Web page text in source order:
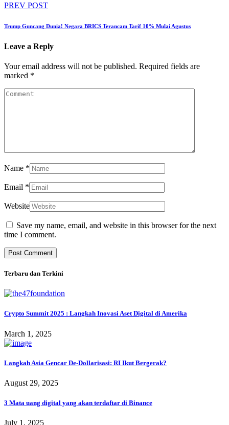
PREV POST
Trump Guncang Dunia! Negara BRICS Terancam Tarif 10% Mulai Agustus
Leave a Reply
Your email address will not be published. Required fields are
marked *
Name *
Email *
Website
Save my name, email, and website in this browser for the next
time I comment.
Terbaru dan Terkini
Crypto Summit 2025 : Langkah Inovasi Aset Digital di Amerika
March 1, 2025
Langkah Asia Gencar De-Dollarisasi: RI Ikut Bergerak?
August 29, 2025
3 Mata uang digital yang akan terdaftar di Binance
July 1, 2025